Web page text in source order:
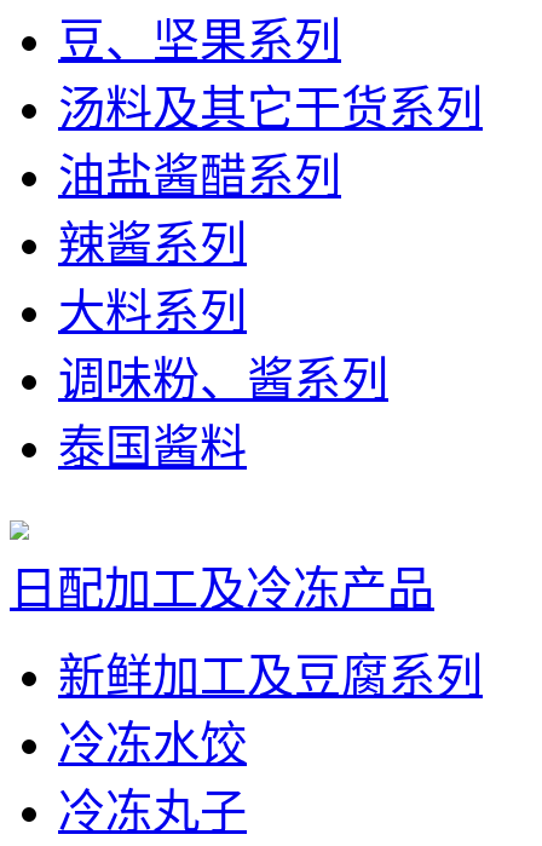
豆、坚果系列
汤料及其它干货系列
油盐酱醋系列
辣酱系列
大料系列
调味粉、酱系列
泰国酱料
日配加工及冷冻产品
新鲜加工及豆腐系列
冷冻水饺
冷冻丸子